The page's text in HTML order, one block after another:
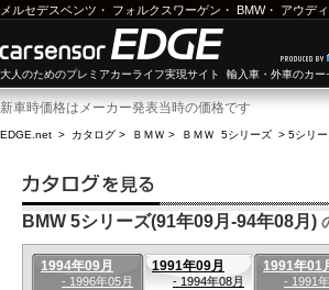
メルセデスベンツ ・ フォルクスワーゲン ・ BMW・ アウディ
大人のためのプレミアカーライフ実現サイト 輸入車・外車のカー
新車時価格はメーカー発表当時の価格です
EDGE.net > カタログ > ＢＭＷ > ＢＭＷ 5シリーズ > 5シリ
BMW 5シリーズ(91年09月-94年08月)
1994年09月
- 1996年05月
1991年09月
- 1994年08月
1991年01
- 1991